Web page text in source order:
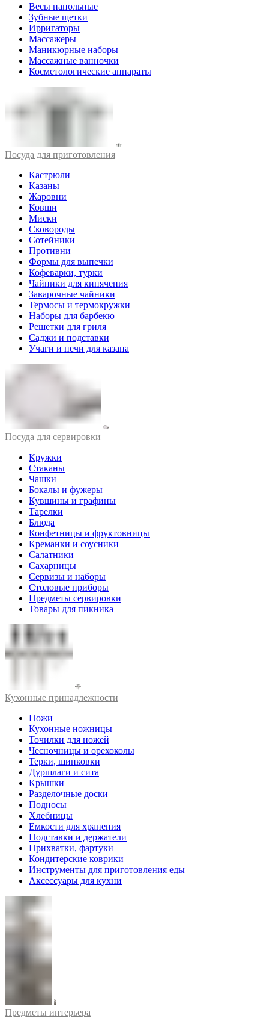
Весы напольные
Зубные щетки
Ирригаторы
Массажеры
Маникюрные наборы
Массажные ванночки
Косметологические аппараты
Посуда для приготовления
Кастрюли
Казаны
Жаровни
Ковши
Миски
Сковороды
Сотейники
Противни
Формы для выпечки
Кофеварки, турки
Чайники для кипячения
Заварочные чайники
Термосы и термокружки
Наборы для барбекю
Решетки для гриля
Саджи и подставки
Учаги и печи для казана
Посуда для сервировки
Кружки
Стаканы
Чашки
Бокалы и фужеры
Кувшины и графины
Тарелки
Блюда
Конфетницы и фруктовницы
Креманки и соусники
Салатники
Сахарницы
Сервизы и наборы
Столовые приборы
Предметы сервировки
Товары для пикника
Кухонные принадлежности
Ножи
Кухонные ножницы
Точилки для ножей
Чесночницы и орехоколы
Терки, шинковки
Дуршлаги и сита
Крышки
Разделочные доски
Подносы
Хлебницы
Емкости для хранения
Подставки и держатели
Прихватки, фартуки
Кондитерские коврики
Инструменты для приготовления еды
Аксессуары для кухни
Предметы интерьера